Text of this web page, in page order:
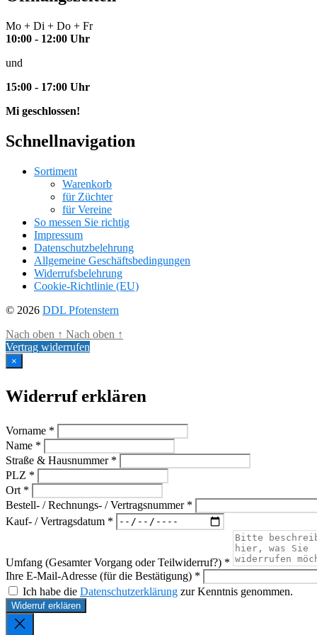
Mo + Di + Do + Fr
10:00 - 12:00 Uhr
und
15:00 - 17:00 Uhr
Mi geschlossen!
Schnellnavigation
Sortiment
Warenkorb
für Züchter
für Vereine
So messen Sie richtig
Impressum
Datenschutzbelehrung
Allgemeine Geschäftsbedingungen
Widerrufsbelehrung
Cookie-Richtlinie (EU)
© 2026 DDL Pfotenstern
Nach oben ↑ Nach oben ↑
Vertrag widerrufen
×
Widerruf erklären
Vorname *
Name *
Straße & Hausnummer *
PLZ *
Ort *
Bestell- / Rechnungs- / Vertragsnummer *
Kauf- / Vertragsdatum *
Umfang (Gesamter Vorgang oder Teilwiderruf?) *
Ihre E-Mail-Adresse (für die Bestätigung) *
Ich habe die Datenschutzerklärung zur Kenntnis genommen.
Widerruf erklären